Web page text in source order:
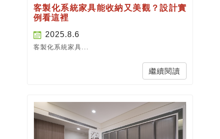
客製化系統家具能收納又美觀？設計實
例看這裡
2025.8.6
客製化系統家具...
繼續閱讀